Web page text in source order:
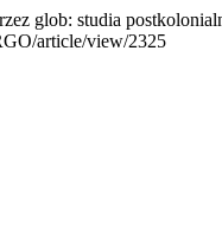
glob: studia
article/view/2325